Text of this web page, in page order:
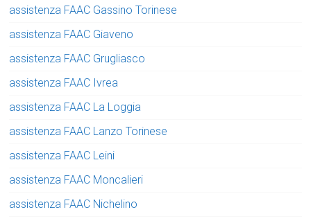
assistenza FAAC Gassino Torinese
assistenza FAAC Giaveno
assistenza FAAC Grugliasco
assistenza FAAC Ivrea
assistenza FAAC La Loggia
assistenza FAAC Lanzo Torinese
assistenza FAAC Leini
assistenza FAAC Moncalieri
assistenza FAAC Nichelino